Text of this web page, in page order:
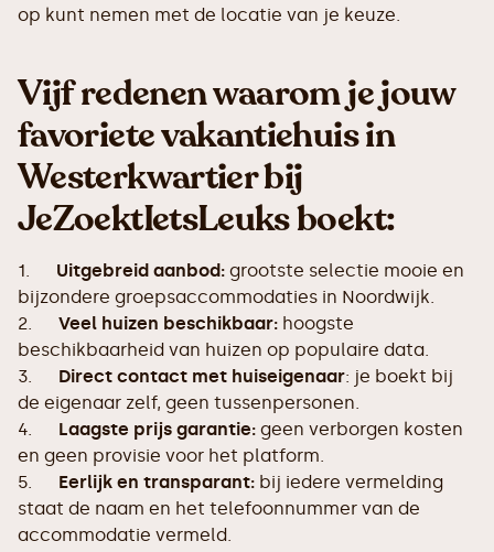
op kunt nemen met de locatie van je keuze.
Vijf redenen waarom je jouw
favoriete vakantiehuis in
Westerkwartier bij
JeZoektIetsLeuks boekt:
1. Uitgebreid aanbod: grootste selectie mooie en
bijzondere groepsaccommodaties in Noordwijk.
2. Veel huizen beschikbaar: hoogste
beschikbaarheid van huizen op populaire data.
3. Direct contact met huiseigenaar: je boekt bij
de eigenaar zelf, geen tussenpersonen.
4. Laagste prijs garantie: geen verborgen kosten
en geen provisie voor het platform.
5. Eerlijk en transparant: bij iedere vermelding
staat de naam en het telefoonnummer van de
accommodatie vermeld.